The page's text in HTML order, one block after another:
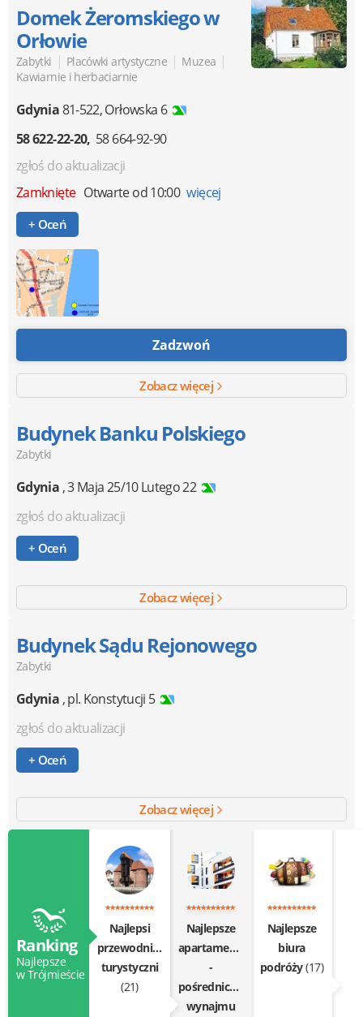
Domek Żeromskiego w
Orłowie
Zabytki | Placówki artystyczne | Muzea |
Kawiarnie i herbaciarnie
Gdynia81-522,Orłowska 6
58 622-22-20 58 664-92-90
zgłoś do aktualizacji
Zamknięte Otwarte od 10:00 więcej
+ Oceń
Zadzwoń
Zobacz więcej
Budynek Banku Polskiego
Zabytki
Gdynia ,3 Maja 25/10 Lutego 22
zgłoś do aktualizacji
+ Oceń
Zobacz więcej
Budynek Sądu Rejonowego
Zabytki
Gdynia ,pl. Konstytucji 5
zgłoś do aktualizacji
+ Oceń
Zobacz więcej
Ranking
Najlepsze
w Trójmieście
Najlepsi
przewodnicy
turystyczni
(21)
Najlepsze
apartamenty
-
pośrednictwo
wynajmu
Najlepsze
biura
podróży(17)